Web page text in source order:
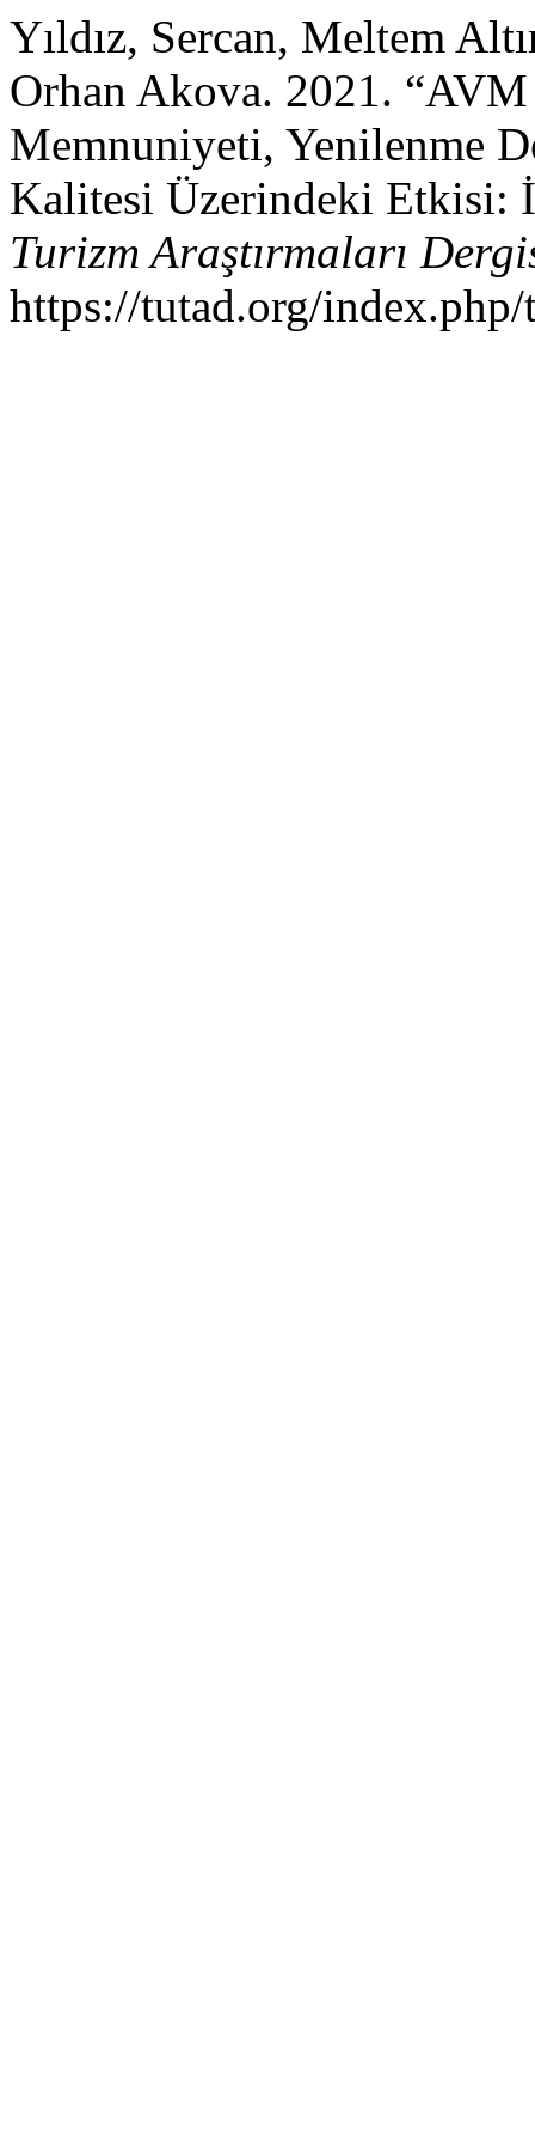
Yıldız, Sercan, Meltem
Orhan Akova. 2021. “AVM
Memnuniyeti, Yenilenme
Kalitesi Üzerindeki Etkisi:
Turizm Araştırmaları
https://tutad.org/